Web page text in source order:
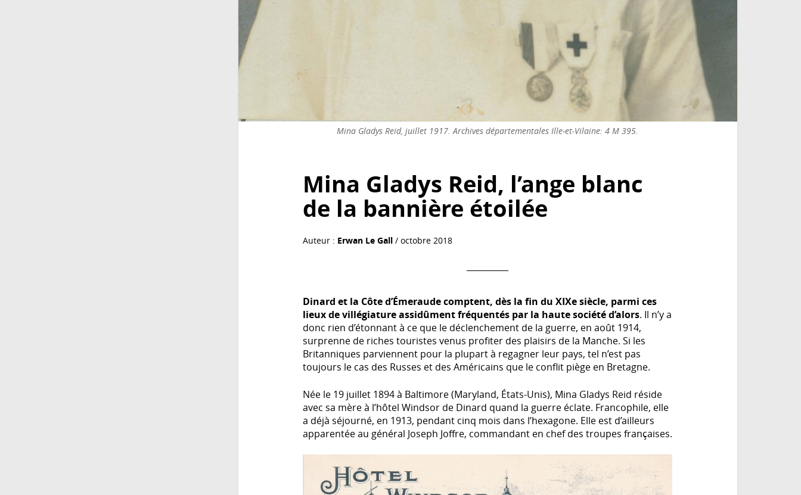
Mina Gladys Reid, juillet 1917. Archives départementales Ille-et-Vilaine: 4 M 395.
Mina Gladys Reid, l’ange blanc
de la bannière étoilée
Auteur : Erwan Le Gall / octobre 2018
Dinard et la Côte d’Émeraude comptent, dès la fin du XIXe siècle, parmi ces
lieux de villégiature assidûment fréquentés par la haute société d’alors. Il n’y a
donc rien d’étonnant à ce que le déclenchement de la guerre, en août 1914,
surprenne de riches touristes venus profiter des plaisirs de la Manche. Si les
Britanniques parviennent pour la plupart à regagner leur pays, tel n’est pas
toujours le cas des Russes et des Américains que le conflit piège en Bretagne.
Née le 19 juillet 1894 à Baltimore (Maryland, États-Unis), Mina Gladys Reid réside
avec sa mère à l’hôtel Windsor de Dinard quand la guerre éclate. Francophile, elle
a déjà séjourné, en 1913, pendant cinq mois dans l’hexagone. Elle est d’ailleurs
apparentée au général Joseph Joffre, commandant en chef des troupes françaises.